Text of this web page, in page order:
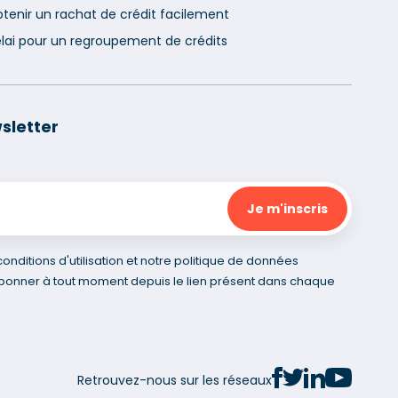
un rachat de crédit facilement
pour un regroupement de crédits
d'utilisation et notre politique de données
à tout moment depuis le lien présent dans chaque
Retrouvez-nous sur les réseaux